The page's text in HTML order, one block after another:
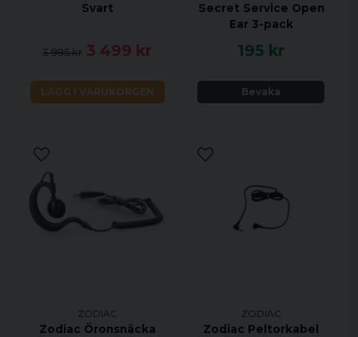
Svart
3 995 kr 3 499 kr
LÄGG I VARUKORGEN
Secret Service Open
Ear 3-pack
195 kr
Bevaka
ZODIAC
Zodiac Öronsnäcka
ZODIAC
Zodiac Peltorkabel